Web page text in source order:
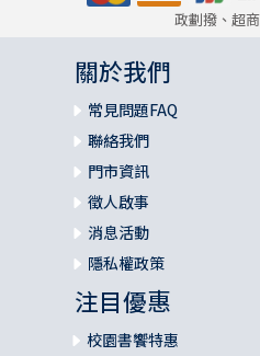
政劃撥、超
關於我們
常見問題FAQ
聯絡我們
門市資訊
徵人啟事
消息活動
隱私權政策
注目優惠
校園書饗特惠